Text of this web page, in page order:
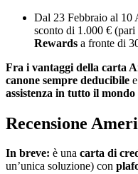
Dal 23 Febbraio al 10
sconto di 1.000 € (pari
Rewards a fronte di
Fra i vantaggi della carta
canone sempre deducibile e
assistenza in tutto il mondo
Recensione
In breve: è una carta di
un’unica soluzione) con